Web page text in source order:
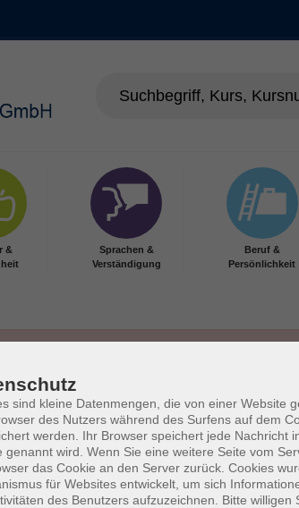
&
Sprachen &
Verständigung
Beruf &
Persönlichkeit
Barrierefreiheit AGB
sind kleine Datenmengen, die von einer Website
des Nutzers während des Surfens auf dem
werden. Ihr Browser speichert jede Nachricht
genannt wird. Wenn Sie eine weitere Seite vom
das Cookie an den Server zurück. Cookies
für Websites entwickelt, um sich
des Benutzers aufzuzeichnen. Bitte willigen